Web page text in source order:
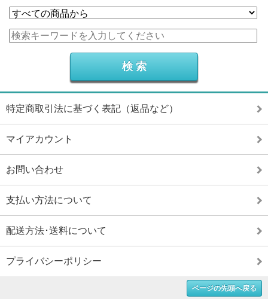
特定商取引法に基づく表記（返品など）
マイアカウント
お問い合わせ
支払い方法について
配送方法･送料について
プライバシーポリシー
ページの先頭へ戻る